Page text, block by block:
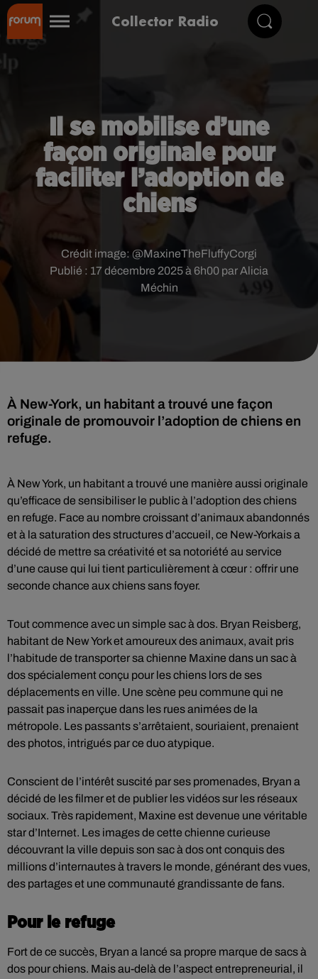
Collector Radio
Il se mobilise d’une
façon originale pour
faciliter l’adoption de
chiens
Publié : 17 décembre 2025 à 6h00 par Alicia
Méchin
Crédit image: @MaxineTheFluffyCorgi
À New-York, un habitant a trouvé une façon
originale de promouvoir l’adoption de chiens en
refuge.
À New York, un habitant a trouvé une manière aussi originale
qu’efficace de sensibiliser le public à l’adoption des chiens
en refuge. Face au nombre croissant d’animaux abandonnés
et à la saturation des structures d’accueil, ce New-Yorkais a
décidé de mettre sa créativité et sa notoriété au service
d’une cause qui lui tient particulièrement à cœur : offrir une
seconde chance aux chiens sans foyer.
Tout commence avec un simple sac à dos. Bryan Reisberg,
habitant de New York et amoureux des animaux, avait pris
l’habitude de transporter sa chienne Maxine dans un sac à
dos spécialement conçu pour les chiens lors de ses
déplacements en ville. Une scène peu commune qui ne
passait pas inaperçue dans les rues animées de la
métropole. Les passants s’arrêtaient, souriaient, prenaient
des photos, intrigués par ce duo atypique.
Conscient de l’intérêt suscité par ses promenades, Bryan a
décidé de les filmer et de publier les vidéos sur les réseaux
sociaux. Très rapidement, Maxine est devenue une véritable
star d’Internet. Les images de cette chienne curieuse
découvrant la ville depuis son sac à dos ont conquis des
millions d’internautes à travers le monde, générant des vues,
des partages et une communauté grandissante de fans.
Pour le refuge
Fort de ce succès, Bryan a lancé sa propre marque de sacs à
dos pour chiens. Mais au-delà de l’aspect entrepreneurial, il